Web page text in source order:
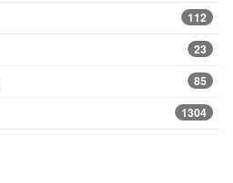
112
23
85
1304